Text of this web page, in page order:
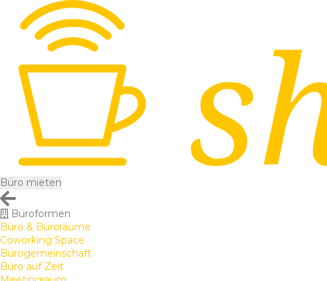
Büro mieten
Büroformen
Büro & Büroräume
Coworking Space
Bürogemeinschaft
Büro auf Zeit